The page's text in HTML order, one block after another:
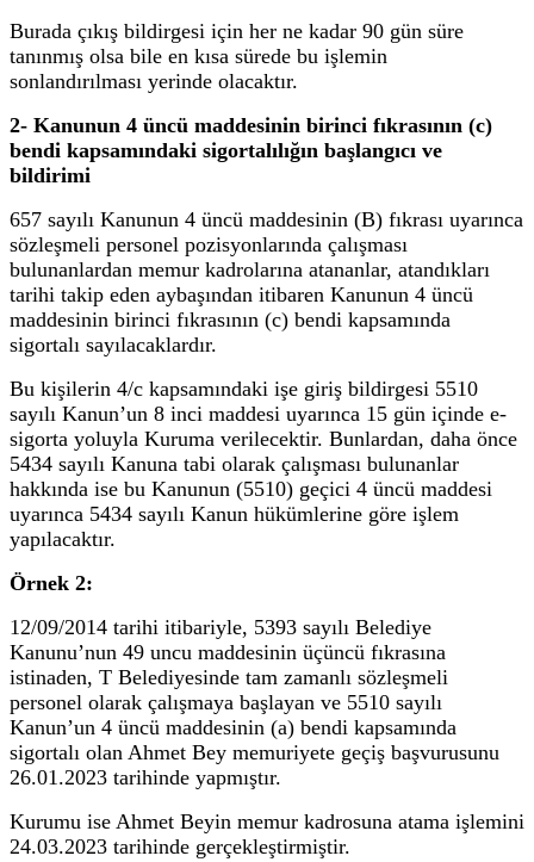
Burada çıkış bildirgesi için her ne kadar 90 gün süre
tanınmış olsa bile en kısa sürede bu işlemin
sonlandırılması yerinde olacaktır.
2- Kanunun 4 üncü maddesinin birinci fıkrasının (c)
bendi kapsamındaki sigortalılığın başlangıcı ve
bildirimi
657 sayılı Kanunun 4 üncü maddesinin (B) fıkrası uyarınca
sözleşmeli personel pozisyonlarında çalışması
bulunanlardan memur kadrolarına atananlar, atandıkları
tarihi takip eden aybaşından itibaren Kanunun 4 üncü
maddesinin birinci fıkrasının (c) bendi kapsamında
sigortalı sayılacaklardır.
Bu kişilerin 4/c kapsamındaki işe giriş bildirgesi 5510
sayılı Kanun’un 8 inci maddesi uyarınca 15 gün içinde e-
sigorta yoluyla Kuruma verilecektir. Bunlardan, daha önce
5434 sayılı Kanuna tabi olarak çalışması bulunanlar
hakkında ise bu Kanunun (5510) geçici 4 üncü maddesi
uyarınca 5434 sayılı Kanun hükümlerine göre işlem
yapılacaktır.
Örnek 2:
12/09/2014 tarihi itibariyle, 5393 sayılı Belediye
Kanunu’nun 49 uncu maddesinin üçüncü fıkrasına
istinaden, T Belediyesinde tam zamanlı sözleşmeli
personel olarak çalışmaya başlayan ve 5510 sayılı
Kanun’un 4 üncü maddesinin (a) bendi kapsamında
sigortalı olan Ahmet Bey memuriyete geçiş başvurusunu
26.01.2023 tarihinde yapmıştır.
Kurumu ise Ahmet Beyin memur kadrosuna atama işlemini
24.03.2023 tarihinde gerçekleştirmiştir.